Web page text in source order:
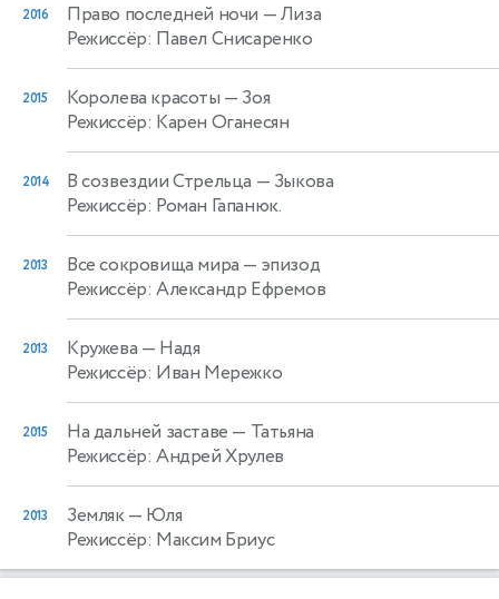
2016 Право последней ночи — Лиза
Режиссёр: Павел Снисаренко
2015 Королева красоты — Зоя
Режиссёр: Карен Оганесян
2014 В созвездии Стрельца — Зыкова
Режиссёр: Роман Гапанюк.
2013 Все сокровища мира — эпизод
Режиссёр: Александр Ефремов
2013 Кружева — Надя
Режиссёр: Иван Мережко
2015 На дальней заставе — Татьяна
Режиссёр: Андрей Хрулев
2013 Земляк— Юля
Режиссёр: Максим Бриус